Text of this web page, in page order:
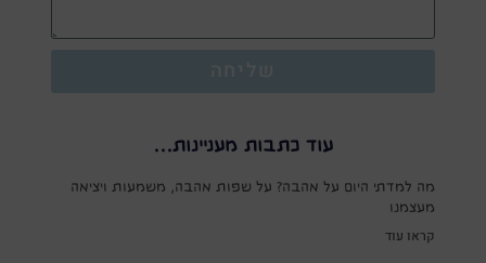
עוד כתבות מעניינות...
מה למדתי היום על אהבה? על שפות אהבה, משמעות ויציאה
מעצמנו
קראו עוד